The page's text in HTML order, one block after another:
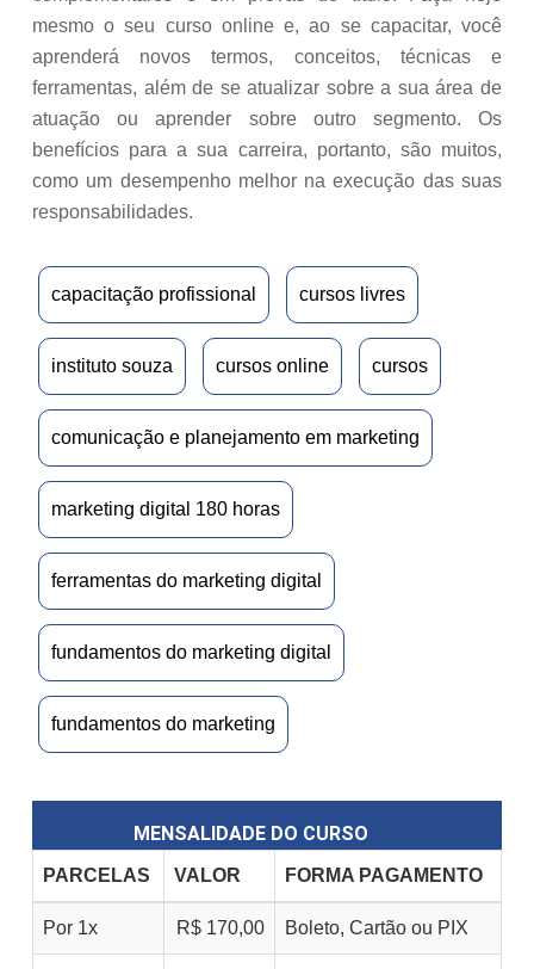
mesmo o seu curso online e, ao se capacitar, você
aprenderá novos termos, conceitos, técnicas e
ferramentas, além de se atualizar sobre a sua área de
atuação ou aprender sobre outro segmento. Os
benefícios para a sua carreira, portanto, são muitos,
como um desempenho melhor na execução das suas
responsabilidades.
capacitação profissional cursos livres
instituto souza cursos online cursos
comunicação e planejamento em marketing
marketing digital 180 horas
ferramentas do marketing digital
fundamentos do marketing digital
fundamentos do marketing
MENSALIDADE DO CURSO
PARCELAS VALOR FORMA PAGAMENTO
Por 1x R$ 170,00 Boleto, Cartão ou PIX